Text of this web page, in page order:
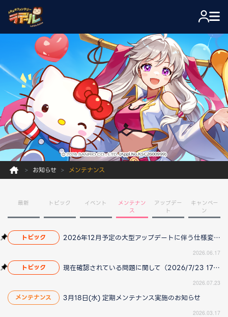
お知らせ メンテナンス
最新 トピック イベント
メンテナン
ス
アップデー
ト
キャンペー
ン
トピック 2026年12月予定の大型アップデートに伴う仕様変更のお知らせ
2026.06.17
トピック 現在確認されている問題に関して（2026/7/23 17:00更新）
2026.07.23
メンテナンス 3月18日(水) 定期メンテナンス実施のお知らせ
2026.03.17